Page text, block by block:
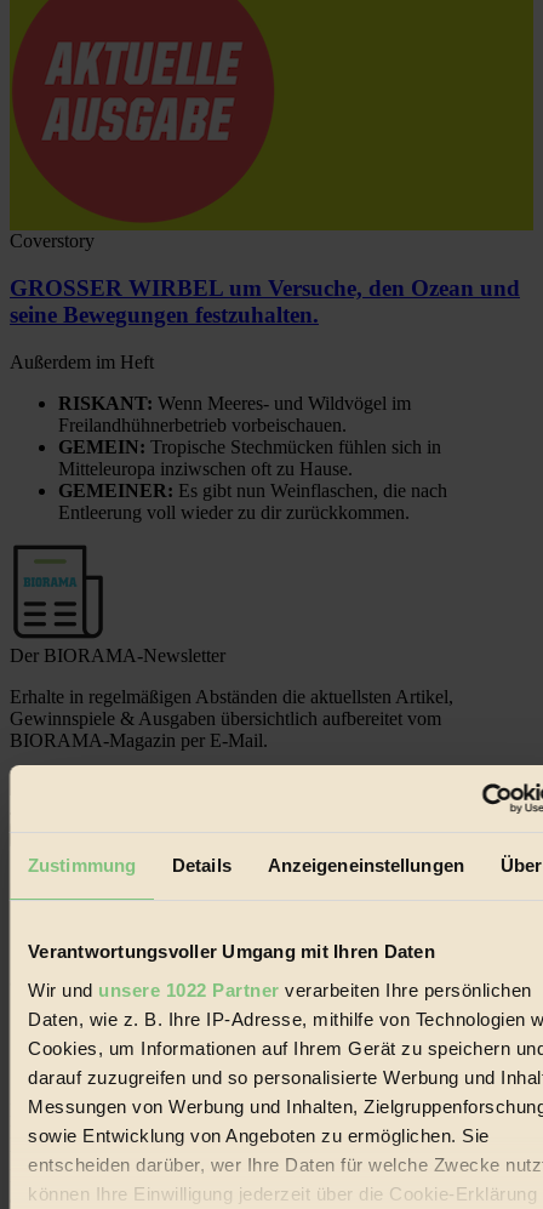
Zustimmung Details Anzeigeneinstellungen
Verantwortungsvoller Umgang mit Ihren Daten
Wir und unsere 1022 Partner verarbeiten Ihre persönlichen
Daten, wie z. B. Ihre IP-Adresse, mithilfe von Technologien
Cookies, um Informationen auf Ihrem Gerät zu speichern
darauf zuzugreifen und so personalisierte Werbung und
Messungen von Werbung und Inhalten,
sowie Entwicklung von Angeboten zu ermöglichen. Sie
entscheiden darüber, wer Ihre Daten für welche Zwecke
können Ihre Einwilligung jederzeit über die Cookie-Erklärung
Coverstory
GROSSER WIRBEL um Versuche, den Ozean und
seine Bewegungen festzuhalten.
Außerdem im Heft
RISKANT: Wenn Meeres- und Wildvögel im
Freilandhühnerbetrieb vorbeischauen.
GEMEIN: Tropische Stechmücken fühlen sich in
Mitteleuropa inziwschen oft zu Hause.
GEMEINER: Es gibt nun Weinflaschen, die nach
Entleerung voll wieder zu dir zurückkommen.
Der BIORAMA-Newsletter
Erhalte in regelmäßigen Abständen die aktuellsten Artikel,
Gewinnspiele & Ausgaben übersichtlich aufbereitet vom
BIORAMA-Magazin per E-Mail.
© 2026 Biorama GmbH
Impressum & Disclaimer
Datenschutz
Mediadaten
Biorama steht für einen nachhaltigen Lebensstil und bewussten
Lebenswandel. Es ist eine moderne Plattform für Ideen, Menschen
und Produkte, ein Leitfaden im schnell wachsenden Markt des
Handels mit Bioprodukten, des Fair-Trade sowie der Branche
alternativer Energien.